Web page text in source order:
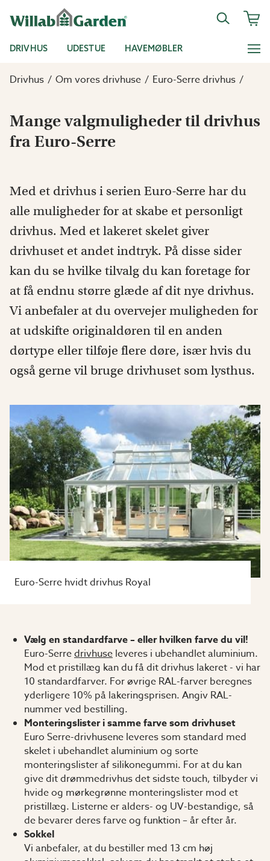
DRIVHUS UDESTUE HAVEMØBLER
Drivhus Om vores drivhuse Euro-Serre drivhus
Mange valgmuligheder til drivhus
fra Euro-Serre
Med et drivhus i serien Euro-Serre har du
alle muligheder for at skabe et personligt
drivhus. Med et lakeret skelet giver
drivhuset et andet indtryk. På disse sider
kan du se hvilke tilvalg du kan foretage for
at få endnu større glæde af dit nye drivhus.
Vi anbefaler at du overvejer muligheden for
at udskifte originaldøren til en anden
dørtype eller tilføje flere døre, især hvis du
også gerne vil bruge drivhuset som lysthus.
Euro-Serre hvidt drivhus Royal
Vælg en standardfarve – eller hvilken farve du vil!
Euro-Serredrivhuse leveres i ubehandlet aluminium.
Mod et pristillæg kan du få dit drivhus lakeret - vi har
10 standardfarver. For øvrige RAL-farver beregnes
yderligere 10% på lakeringsprisen. Angiv RAL-
nummer ved bestilling.
Monteringslister i samme farve som drivhuset
Euro Serre-drivhusene leveres som standard med
skelet i ubehandlet aluminium og sorte
monteringslister af silikonegummi. For at du kan
give dit drømmedrivhus det sidste touch, tilbyder vi
hvide og mørkegrønne monteringslister mod et
pristillæg. Listerne er alders- og UV-bestandige, så
de bevarer deres farve og funktion – år efter år.
Sokkel
Vi anbefaler, at du bestiller med 13 cm høj